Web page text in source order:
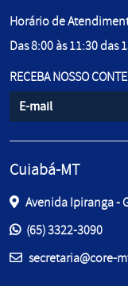
Horário de
Das 8:00 às 11:30 das
RECEBA NOSSO
Informe seu e-mail
Cuiabá-MT
Avenida Ipiranga -
Entre em contato
(65) 3322-3090
E-mail:secretaria@core-